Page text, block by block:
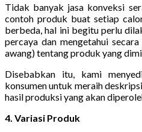
Tidak banyak jasa konveksi
contoh produk buat setiap
berbeda, hal ini begitu perlu
percaya dan mengetahui
awang) tentang produk yang
Disebabkan itu, kami
konsumen untuk meraih
hasil produksi yang akan
4. Variasi Produk